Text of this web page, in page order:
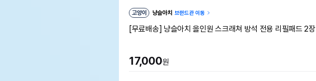
고양이 냥슬아치 브랜드관 이동
[무료배송] 냥슬아치 올인원 스크래쳐 방석 전용 리필패드 2장
17,000원